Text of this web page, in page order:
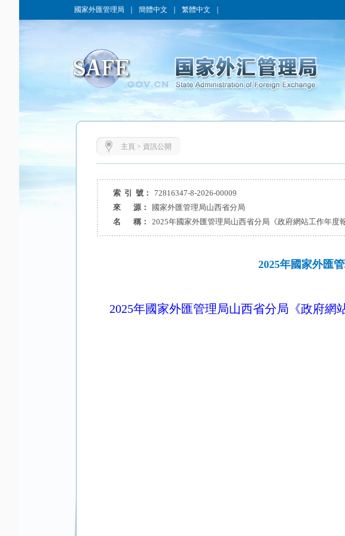
國家外匯管理局 簡體中文 繁體中文
主頁 > 資訊公開
索 引 號： 72816347-8-2026-00009
來 源：
國家外匯管理局山西省分局
名 稱：
2025年國家外匯管理局山西省分局《政府網站工作年度
2025年國家外匯
2025年國家外匯管理局山西省分局《政府網